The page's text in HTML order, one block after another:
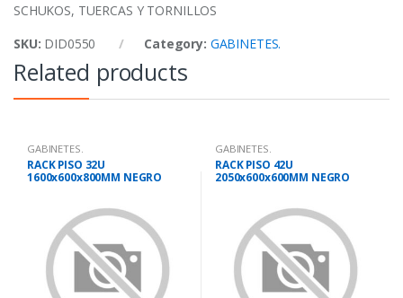
SCHUKOS, TUERCAS Y TORNILLOS
SKU: DID0550 Category: GABINETES.
Related products
GABINETES.
RACK PISO 32U
1600x600x800MM NEGRO
GABINETES.
RACK PISO 42U
2050x600x600MM NEGRO